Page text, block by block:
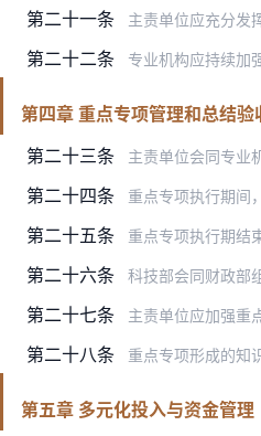
第二十一条 主责单位应充分发挥相关领域、行业、产业优势，为项目成果转化应用
第二十二条 专业机构应持续加强专业化能力建设，加强相关领域科技发展跟踪研判
第四章 重点专项管理和总结验
第二十三条
主责单位会同专业机构按年度编制重点专项执行情况报告，于每
第二十四条 重点专项执行期间，由于形势变化或实施需要，需对专项主要任
第二十五条 重点专项执行期结束后，主责单位会同专业机构对重点
第二十六条 科技部会同财政部组织开展重点专项总体验收工作，对重点专项的目标
第二十七条 主责单位应加强重点专项的保密制度建设，完善保密工作责任体系，对
第二十八条 重点专项形成的知识产权归属、使用和转移，按照国家有关法律、法规
第五章 多元化投入与资金管理